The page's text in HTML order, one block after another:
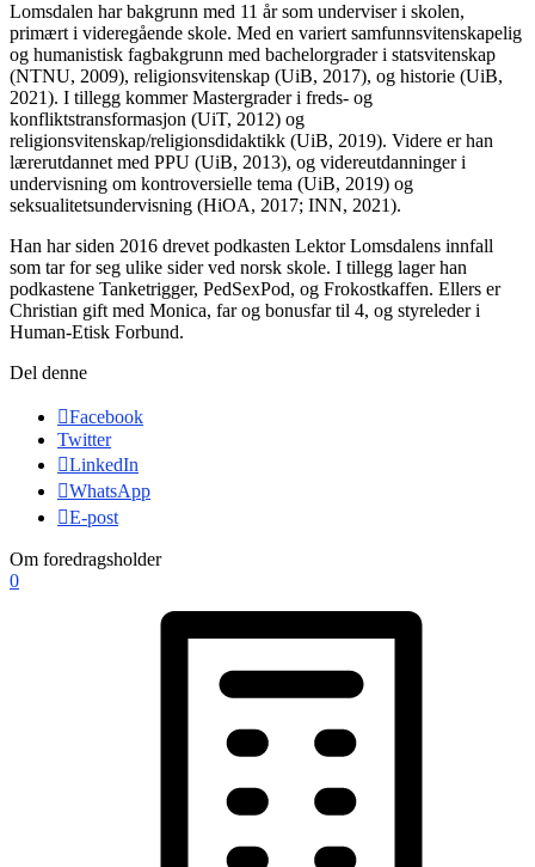
Lomsdalen har bakgrunn med 11 år som underviser i skolen,
primært i videregående skole. Med en variert samfunnsvitenskapelig
og humanistisk fagbakgrunn med bachelorgrader i statsvitenskap
(NTNU, 2009), religionsvitenskap (UiB, 2017), og historie (UiB,
2021). I tillegg kommer Mastergrader i freds- og
konfliktstransformasjon (UiT, 2012) og
religionsvitenskap/religionsdidaktikk (UiB, 2019). Videre er han
lærerutdannet med PPU (UiB, 2013), og videreutdanninger i
undervisning om kontroversielle tema (UiB, 2019) og
seksualitetsundervisning (HiOA, 2017; INN, 2021).
Han har siden 2016 drevet podkasten Lektor Lomsdalens innfall
som tar for seg ulike sider ved norsk skole. I tillegg lager han
podkastene Tanketrigger, PedSexPod, og Frokostkaffen. Ellers er
Christian gift med Monica, far og bonusfar til 4, og styreleder i
Human-Etisk Forbund.
Del denne
Facebook
Twitter
LinkedIn
WhatsApp
E-post
Om foredragsholder
0